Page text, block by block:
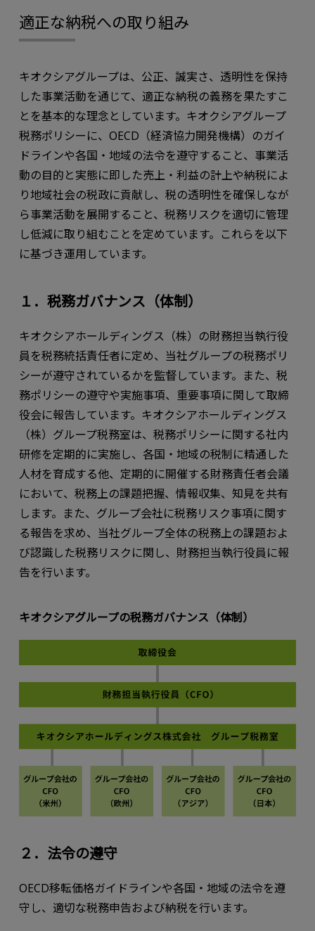
適正な納税への取り組み
キオクシアグループは、公正、誠実さ、透明性を保持
した事業活動を通じて、適正な納税の義務を果たすこ
とを基本的な理念としています。キオクシアグループ
税務ポリシーに、OECD（経済協力開発機構）のガイ
ドラインや各国・地域の法令を遵守すること、事業活
動の目的と実態に即した売上・利益の計上や納税によ
り地域社会の税政に貢献し、税の透明性を確保しなが
ら事業活動を展開すること、税務リスクを適切に管理
し低減に取り組むことを定めています。これらを以下
に基づき運用しています。
１．税務ガバナンス（体制）
キオクシアホールディングス（株）の財務担当執行役
員を税務統括責任者に定め、当社グループの税務ポリ
シーが遵守されているかを監督しています。また、税
務ポリシーの遵守や実施事項、重要事項に関して取締
役会に報告しています。キオクシアホールディングス
（株）グループ税務室は、税務ポリシーに関する社内
研修を定期的に実施し、各国・地域の税制に精通した
人材を育成する他、定期的に開催する財務責任者会議
において、税務上の課題把握、情報収集、知見を共有
します。また、グループ会社に税務リスク事項に関す
る報告を求め、当社グループ全体の税務上の課題およ
び認識した税務リスクに関し、財務担当執行役員に報
告を行います。
キオクシアグループの税務ガバナンス（体制）
２．法令の遵守
OECD移転価格ガイドラインや各国・地域の法令を遵
守し、適切な税務申告および納税を行います。